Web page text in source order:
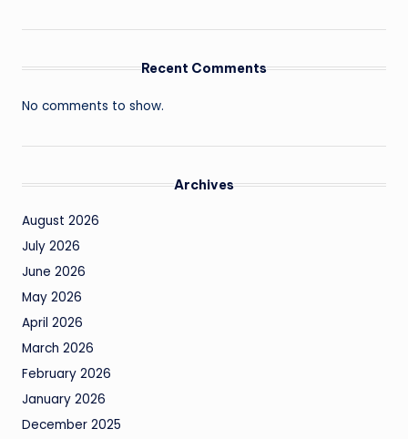
Recent Comments
No comments to show.
Archives
August 2026
July 2026
June 2026
May 2026
April 2026
March 2026
February 2026
January 2026
December 2025